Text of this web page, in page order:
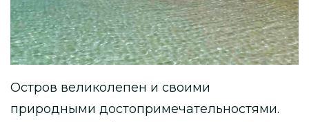
Остров великолепен и своими
природными достопримечательностями.